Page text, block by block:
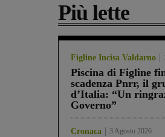
Più lette
Figline Incisa Valdarno
Piscina di Figline
scadenza Pnrr, il
d’Italia: “Un
Governo”
Cronaca 3 Agosto 2026